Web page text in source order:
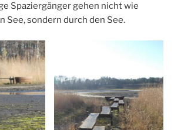
Spaziergänger gehen nicht wie
See, sondern durch den See.